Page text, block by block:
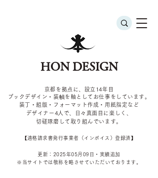
HON DESIGN
京都を拠点に、設立14年目
ブックデザイン・装幀を軸としてお仕事をしています。
装丁・組版・フォーマット作成・用紙指定など
デザイナー4 人で、日々真面目に楽しく、
切磋琢磨して取り組んでいます。
​【適格請求書発行事業者（インボイス）登録済】
更新：2025年05 月09 日・実績追加
​※当サイトでは敬称を 略させていただいております。